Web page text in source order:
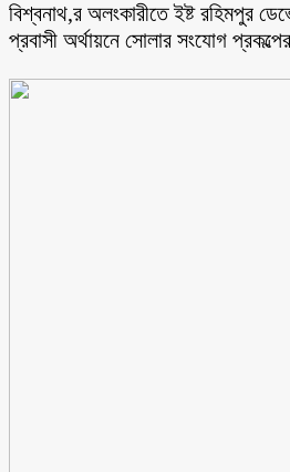
বিশ্বনাথ,র অলংকারীতে ইষ্ট রহিমপুর
প্রবাসী অর্থায়নে সোলার সংযোগ